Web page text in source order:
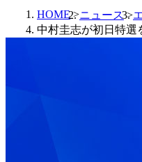
HOME ニュース
中村圭志が初日特選